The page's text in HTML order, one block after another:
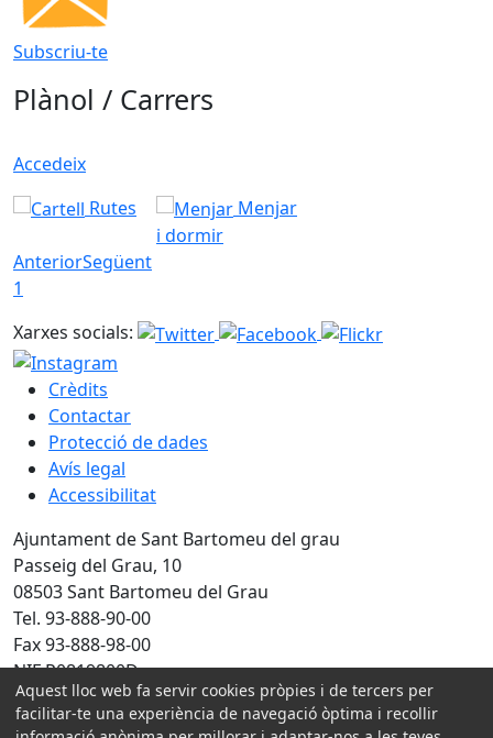
Subscriu-te
Plànol / Carrers
Accedeix
Rutes
Menjar
i dormir
AnteriorSegüent
1
Xarxes socials:
Crèdits
Contactar
Protecció de dades
Avís legal
Accessibilitat
Ajuntament de Sant Bartomeu del grau
Passeig del Grau, 10
08503 Sant Bartomeu del Grau
Tel. 93-888-90-00
Fax 93-888-98-00
NIF P0819800D
Amb la col·laboració de:
Aquest lloc web fa servir cookies pròpies i de tercers per
facilitar-te una experiència de navegació òptima i recollir